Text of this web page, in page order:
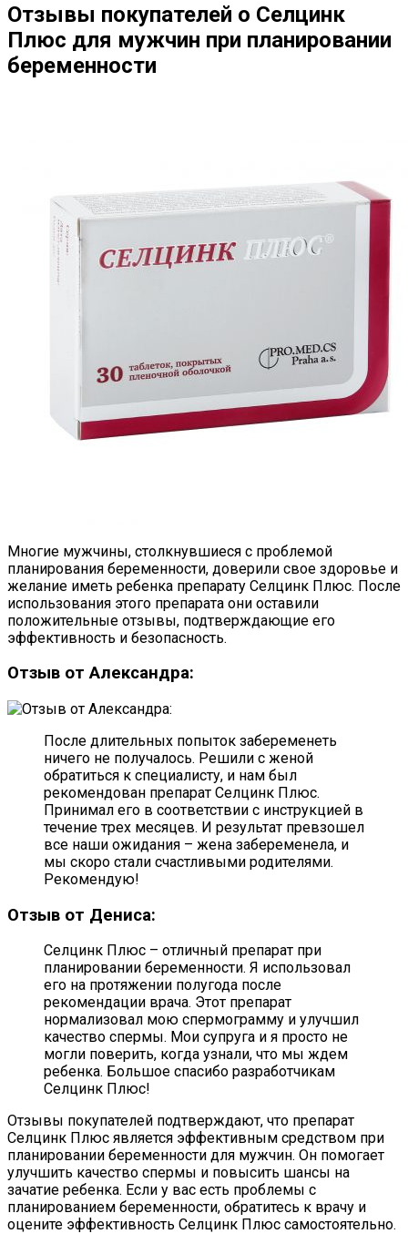
Отзывы покупателей о Селцинк
Плюс для мужчин при планировании
беременности
Многие мужчины, столкнувшиеся с проблемой
планирования беременности, доверили свое здоровье и
желание иметь ребенка препарату Селцинк Плюс. После
использования этого препарата они оставили
положительные отзывы, подтверждающие его
эффективность и безопасность.
Отзыв от Александра:
После длительных попыток забеременеть
ничего не получалось. Решили с женой
обратиться к специалисту, и нам был
рекомендован препарат Селцинк Плюс.
Принимал его в соответствии с инструкцией в
течение трех месяцев. И результат превзошел
все наши ожидания – жена забеременела, и
мы скоро стали счастливыми родителями.
Рекомендую!
Отзыв от Дениса:
Селцинк Плюс – отличный препарат при
планировании беременности. Я использовал
его на протяжении полугода после
рекомендации врача. Этот препарат
нормализовал мою спермограмму и улучшил
качество спермы. Мои супруга и я просто не
могли поверить, когда узнали, что мы ждем
ребенка. Большое спасибо разработчикам
Селцинк Плюс!
Отзывы покупателей подтверждают, что препарат
Селцинк Плюс является эффективным средством при
планировании беременности для мужчин. Он помогает
улучшить качество спермы и повысить шансы на
зачатие ребенка. Если у вас есть проблемы с
планированием беременности, обратитесь к врачу и
оцените эффективность Селцинк Плюс самостоятельно.